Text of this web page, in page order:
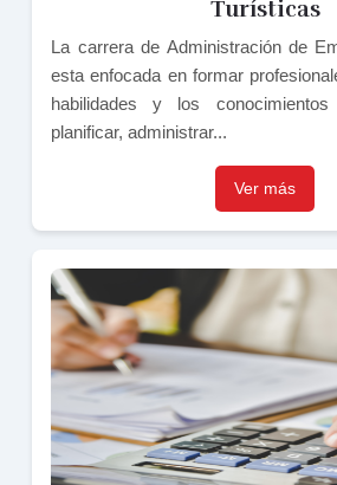
Turísticas
La carrera de Administración de
esta enfocada en formar
habilidades y los
planificar, administrar...
Ver más